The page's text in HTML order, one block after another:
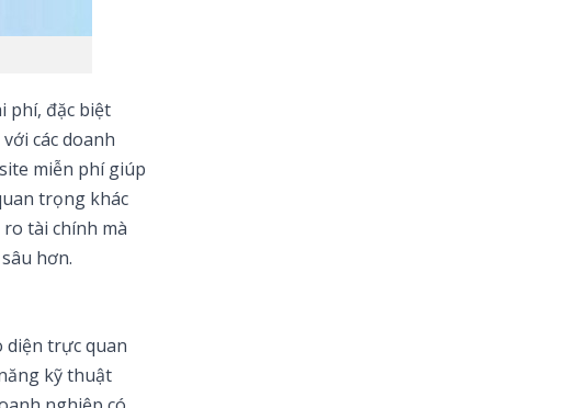
phí, đặc biệt
các doanh
miễn phí giúp
trọng khác
tài chính mà
hơn.
diện trực quan
kỹ thuật